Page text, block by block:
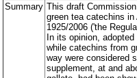
Summary This draft
green tea catechins
1925/2006 ('the
In its opinion,
while catechins from
way were considered
supplement, at and